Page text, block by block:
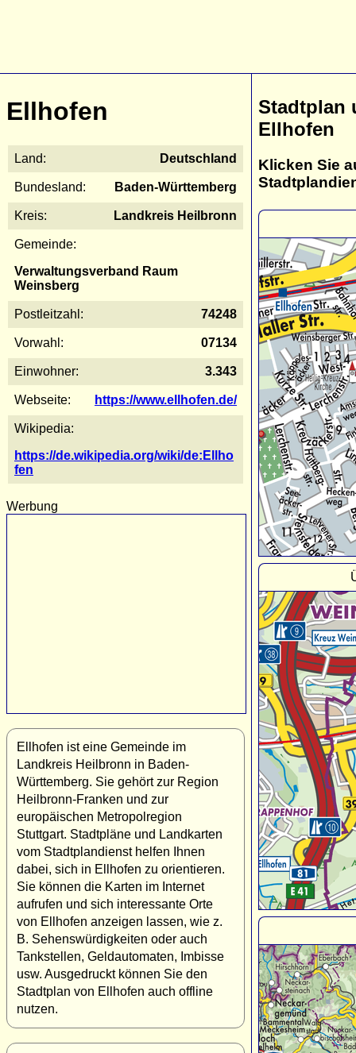
Ellhofen
Land: Deutschland
Bundesland: Baden-Württemberg
Kreis: Landkreis Heilbronn
Gemeinde:
Verwaltungsverband Raum
Weinsberg
Postleitzahl: 74248
Vorwahl: 07134
Einwohner: 3.343
Webseite: https://www.ellhofen.de/
Wikipedia:
https://de.wikipedia.org/wiki/de:Ellho
fen
Werbung
Ellhofen ist eine Gemeinde im
Landkreis Heilbronn in Baden-
Württemberg. Sie gehört zur Region
Heilbronn-Franken und zur
europäischen Metropolregion
Stuttgart. Stadtpläne und Landkarten
vom Stadtplandienst helfen Ihnen
dabei, sich in Ellhofen zu orientieren.
Sie können die Karten im Internet
aufrufen und sich interessante Orte
von Ellhofen anzeigen lassen, wie z.
B. Sehenswürdigkeiten oder auch
Tankstellen, Geldautomaten, Imbisse
usw. Ausgedruckt können Sie den
Stadtplan von Ellhofen auch offline
nutzen.
Stadtplan
Ellhofen
Klicken Sie